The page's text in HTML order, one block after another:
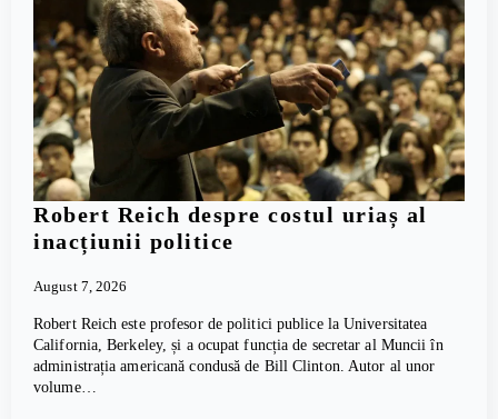
Robert Reich despre costul uriaș al
inacțiunii politice
August 7, 2026
Robert Reich este profesor de politici publice la Universitatea
California, Berkeley, și a ocupat funcția de secretar al Muncii în
administrația americană condusă de Bill Clinton. Autor al unor
volume…